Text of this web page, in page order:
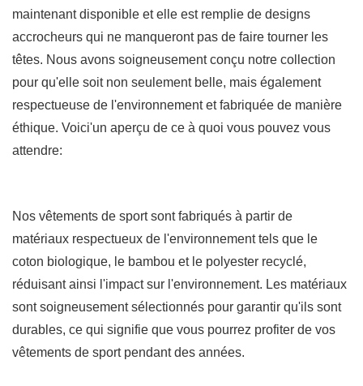
maintenant disponible et elle est remplie de designs
accrocheurs qui ne manqueront pas de faire tourner les
têtes. Nous avons soigneusement conçu notre collection
pour qu'elle soit non seulement belle, mais également
respectueuse de l'environnement et fabriquée de manière
éthique. Voici'un aperçu de ce à quoi vous pouvez vous
attendre:
Nos vêtements de sport sont fabriqués à partir de
matériaux respectueux de l'environnement tels que le
coton biologique, le bambou et le polyester recyclé,
réduisant ainsi l'impact sur l'environnement. Les matériaux
sont soigneusement sélectionnés pour garantir qu'ils sont
durables, ce qui signifie que vous pourrez profiter de vos
vêtements de sport pendant des années.